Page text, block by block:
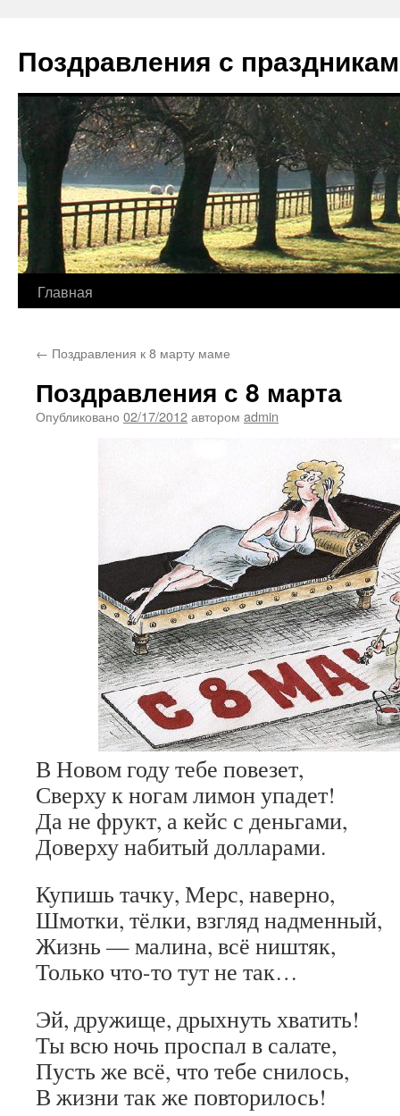
содержимому
Поздравления с
Главная
← Поздравления к 8 марту маме
Поздравления с 8 марта
Опубликовано 02/17/2012автором admin
В Новом году тебе повезет,
Сверху к ногам лимон упадет!
Да не фрукт, а кейс с деньгами,
Доверху набитый долларами.
Купишь тачку, Мерс, наверно,
Шмотки, тёлки, взгляд надменный,
Жизнь — малина, всё ништяк,
Только что-то тут не так…
Эй, дружище, дрыхнуть хватить!
Ты всю ночь проспал в салате,
Пусть же всё, что тебе снилось,
В жизни так же повторилось!